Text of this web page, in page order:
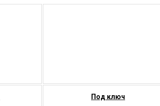
Под ключ